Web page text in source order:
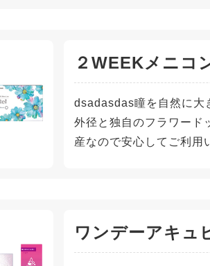
２WEEKメニ
dsadasdas瞳を自然に大
外径と独自のフラワード
産なので安心してご利用
ワンデーアキュ